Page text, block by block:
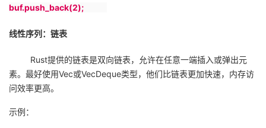
buf.push_back(2);
线性序列：链表
Rust提供的链表是双向链表，允许在任意一端插入或弹出元
素。最好使用Vec或VecDeque类型，他们比链表更加快速，内存访
问效率更高。
示例：